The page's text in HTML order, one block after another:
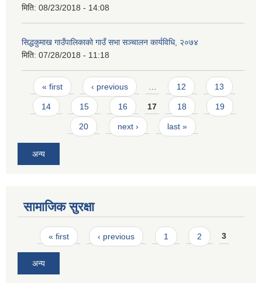
मिति: 08/23/2018 - 14:08
सिद्धकुमाख गाउँपालिकाको गाउँ सभा सञ्चालन कार्यविधि, २०७४
मिति: 07/28/2018 - 11:18
Pages
« first ‹ previous 12 13
14 15 16 17 18 19
20 next › last »
अन्य
सामाजिक सुरक्षा
Pages
« first ‹ previous 1 2 3
अन्य